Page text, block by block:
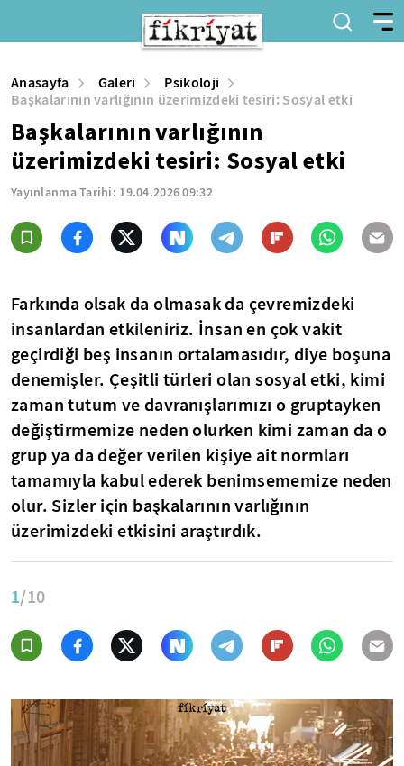
Anasayfa Galeri
Psikoloji
Başkalarının varlığının üzerimizdeki tesiri: Sosyal etki
Başkalarının varlığının
üzerimizdeki tesiri: Sosyal etki
Yayınlanma Tarihi: 19.04.2026 09:32
Farkında olsak da olmasak da çevremizdeki
insanlardan etkileniriz. İnsan en çok vakit
geçirdiği beş insanın ortalamasıdır, diye boşuna
denemişler. Çeşitli türleri olan sosyal etki, kimi
zaman tutum ve davranışlarımızı o gruptayken
değiştirmemize neden olurken kimi zaman da o
grup ya da değer verilen kişiye ait normları
tamamıyla kabul ederek benimsememize neden
olur. Sizler için başkalarının varlığının
üzerimizdeki etkisini araştırdık.
1/10